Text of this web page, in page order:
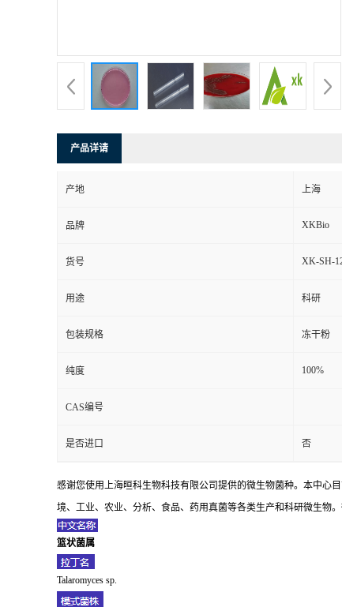
产品详请
产地 上海
品牌 XKBio
货号 XK-SH-
用途 科研
包装规格 冻干粉
纯度 100%
CAS编号
是否进口 否
感谢您使用上海晅科生物科技有限公司提供的微生物菌种。本中心
境、工业、农业、分析、食品、药用真菌等各类生产和科研微生物
篮状菌属
Talaromyces sp.